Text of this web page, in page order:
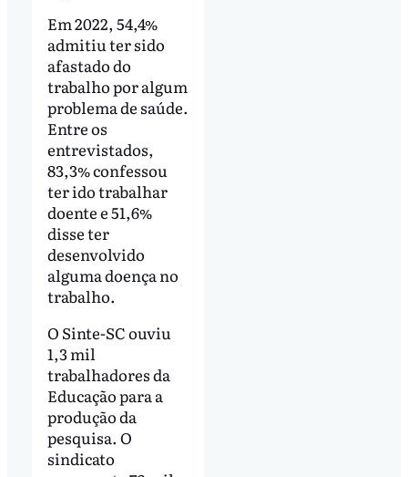
Em 2022, 54,4%
admitiu ter sido
afastado do
trabalho por algum
problema de saúde.
Entre os
entrevistados,
83,3% confessou
ter ido trabalhar
doente e 51,6%
disse ter
desenvolvido
alguma doença no
trabalho.
O Sinte-SC ouviu
1,3 mil
trabalhadores da
Educação para a
produção da
pesquisa. O
sindicato